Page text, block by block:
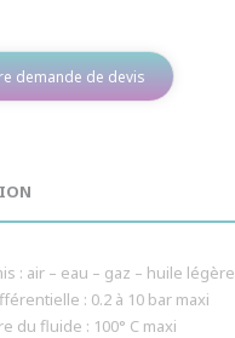
demande de devis
: air – eau – gaz – huile légère
: 0.2 à 10 bar maxi
du fluide : 100° C maxi